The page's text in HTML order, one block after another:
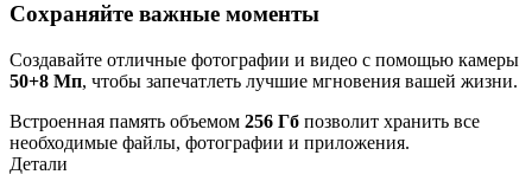
Сохраняйте важные моменты
Создавайте отличные фотографии и видео с помощью камеры
50+8 Мп, чтобы запечатлеть лучшие мгновения вашей жизни.
Встроенная память объемом 256 Гб позволит хранить все
необходимые файлы, фотографии и приложения.
Детали